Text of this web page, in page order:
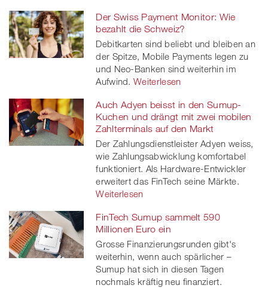
Der Swiss Payment Monitor: Wie
bezahlt die Schweiz?
Debitkarten sind beliebt und bleiben an
der Spitze, Mobile Payments legen zu
und Neo-Banken sind weiterhin im
Aufwind. Weiterlesen
Auch Adyen beisst in den Sumup-
Kuchen und drängt mit zwei mobilen
Zahlterminals auf den Markt
Der Zahlungsdienstleister Adyen weiss,
wie Zahlungsabwicklung komfortabel
funktioniert. Als Hardware-Entwickler
erweitert das FinTech seine Märkte.
Weiterlesen
FinTech Sumup sammelt 590
Millionen Euro ein
Grosse Finanzierungsrunden gibt's
weiterhin, wenn auch spärlicher –
Sumup hat sich in diesen Tagen
nochmals kräftig neu finanziert.